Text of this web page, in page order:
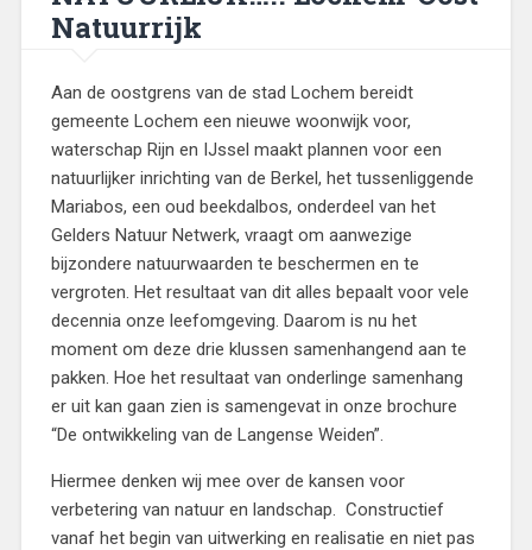
Natuurrijk
Aan de oostgrens van de stad Lochem bereidt
gemeente Lochem een nieuwe woonwijk voor,
waterschap Rijn en IJssel maakt plannen voor een
natuurlijker inrichting van de Berkel, het tussenliggende
Mariabos, een oud beekdalbos, onderdeel van het
Gelders Natuur Netwerk, vraagt om aanwezige
bijzondere natuurwaarden te beschermen en te
vergroten. Het resultaat van dit alles bepaalt voor vele
decennia onze leefomgeving. Daarom is nu het
moment om deze drie klussen samenhangend aan te
pakken. Hoe het resultaat van onderlinge samenhang
er uit kan gaan zien is samengevat in onze brochure
“De ontwikkeling van de Langense Weiden”.
Hiermee denken wij mee over de kansen voor
verbetering van natuur en landschap. Constructief
vanaf het begin van uitwerking en realisatie en niet pas